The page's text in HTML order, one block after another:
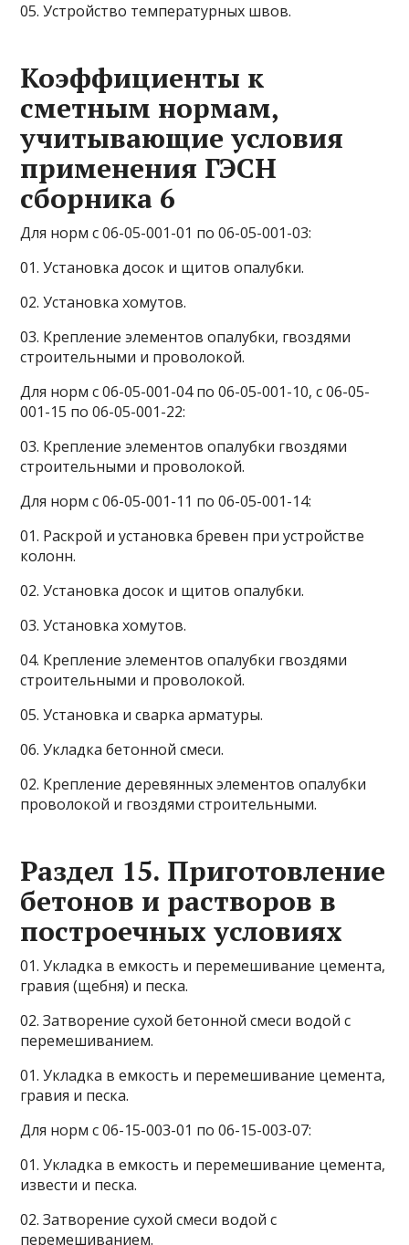
05. Устройство температурных швов.
Коэффициенты к
сметным нормам,
учитывающие условия
применения ГЭСН
сборника 6
Для норм с 06-05-001-01 по 06-05-001-03:
01. Установка досок и щитов опалубки.
02. Установка хомутов.
03. Крепление элементов опалубки, гвоздями
строительными и проволокой.
Для норм с 06-05-001-04 по 06-05-001-10, с 06-05-
001-15 по 06-05-001-22:
03. Крепление элементов опалубки гвоздями
строительными и проволокой.
Для норм с 06-05-001-11 по 06-05-001-14:
01. Раскрой и установка бревен при устройстве
колонн.
02. Установка досок и щитов опалубки.
03. Установка хомутов.
04. Крепление элементов опалубки гвоздями
строительными и проволокой.
05. Установка и сварка арматуры.
06. Укладка бетонной смеси.
02. Крепление деревянных элементов опалубки
проволокой и гвоздями строительными.
Раздел 15. Приготовление
бетонов и растворов в
построечных условиях
01. Укладка в емкость и перемешивание цемента,
гравия (щебня) и песка.
02. Затворение сухой бетонной смеси водой с
перемешиванием.
01. Укладка в емкость и перемешивание цемента,
гравия и песка.
Для норм с 06-15-003-01 по 06-15-003-07:
01. Укладка в емкость и перемешивание цемента,
извести и песка.
02. Затворение сухой смеси водой с
перемешиванием.